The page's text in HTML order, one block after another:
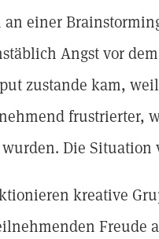
einer
Angst vor
zustande kam,
frustrierter,
Die
kreative
Freude